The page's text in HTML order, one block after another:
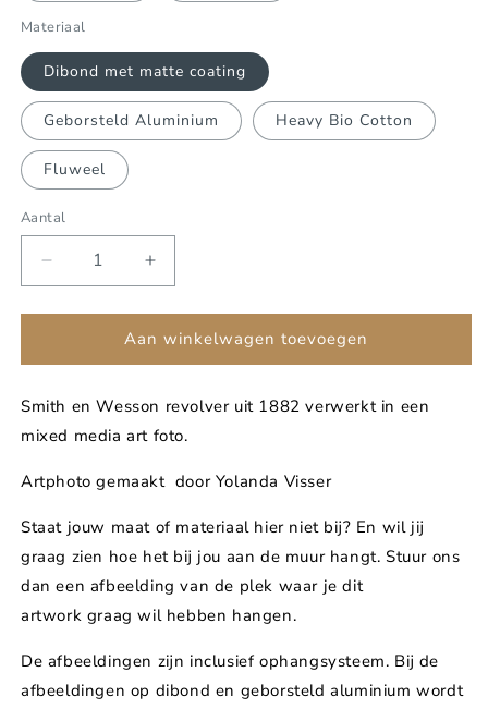
Materiaal
Dibond met matte coating
Geborsteld Aluminium Heavy Bio Cotton
Fluweel
Aantal
Aantal
verlagen
voor
Janie&#39;s
got
gun
(black
brown)
Aantal
verhogen
voor
Janie&#39;s
got
gun
(black
brown)
Aan winkelwagen toevoegen
Smith en Wesson revolver uit 1882 verwerkt in een
mixed media art foto.
Artphoto gemaakt door Yolanda Visser
Staat jouw maat of materiaal hier niet bij? En wil jij
graag zien hoe het bij jou aan de muur hangt. Stuur ons
dan een afbeelding van de plek waar je dit
artwork graag wil hebben hangen.
De afbeeldingen zijn inclusief ophangsysteem. Bij de
afbeeldingen op dibond en geborsteld aluminium wordt